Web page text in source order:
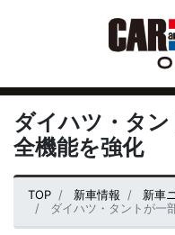
ダイハツ・タ
全機能を強化
TOP 新車情報
新車
ダイハツ・タントが一